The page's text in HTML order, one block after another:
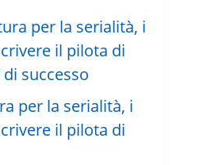
per la serialità, i
il pilota di